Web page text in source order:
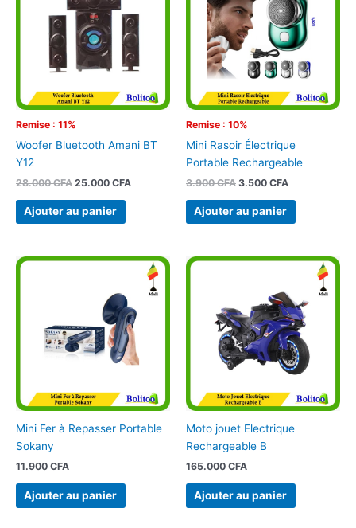
Remise : 11%
Woofer Bluetooth Amani BT
Y12
28.000CFA
28.000 CFA.
25.000 CFA
25.000 CFA.
Ajouter au panier
Remise : 10%
Mini Rasoir Électrique
Portable Rechargeable
3.900CFA
3.900 CFA.
3.500 CFA
3.500 CFA.
Ajouter au panier
Mini Fer à Repasser Portable
Sokany
11.900 CFA
Ajouter au panier
Moto jouet Electrique
Rechargeable B
165.000 CFA
Ajouter au panier